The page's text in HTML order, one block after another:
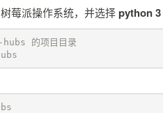
莓派操作系统，并选择python 3
的项目目录